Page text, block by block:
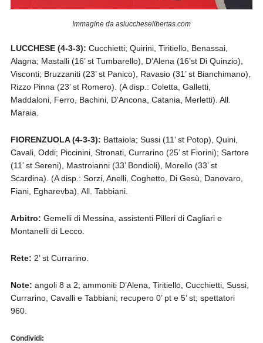
Immagine da asluccheselibertas.com
LUCCHESE (4-3-3): Cucchietti; Quirini, Tiritiello, Benassai,
Alagna; Mastalli (16’ st Tumbarello), D’Alena (16’st Di Quinzio),
Visconti; Bruzzaniti (23’ st Panico), Ravasio (31’ st Bianchimano),
Rizzo Pinna (23’ st Romero). (A disp.: Coletta, Galletti,
Maddaloni, Ferro, Bachini, D’Ancona, Catania, Merletti). All.
Maraia.
FIORENZUOLA (4-3-3): Battaiola; Sussi (11’ st Potop), Quini,
Cavali, Oddi; Piccinini, Stronati, Currarino (25’ st Fiorini); Sartore
(11’ st Sereni), Mastroianni (33’ Bondioli), Morello (33’ st
Scardina). (A disp.: Sorzi, Anelli, Coghetto, Di Gesù, Danovaro,
Fiani, Egharevba). All. Tabbiani.
Arbitro: Gemelli di Messina, assistenti Pilleri di Cagliari e
Montanelli di Lecco.
Rete: 2’ st Currarino.
Note: angoli 8 a 2; ammoniti D’Alena, Tiritiello, Cucchietti, Sussi,
Currarino, Cavalli e Tabbiani; recupero 0’ pt e 5’ st; spettatori
960.
Condividi: